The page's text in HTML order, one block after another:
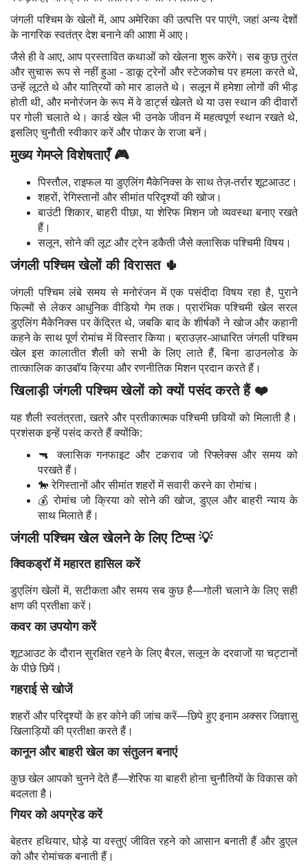
जंगली पश्चिम के खेलों में, आप अमेरिका की उत्पत्ति पर पाएंगे, जहां अन्य देशों
के नागरिक स्वतंत्र देश बनाने की आशा में आए।
जैसे ही वे आए, आप प्रस्तावित कथाओं को खेलना शुरू करेंगे। सब कुछ तुरंत
और सुचारू रूप से नहीं हुआ - डाकू ट्रेनों और स्टेजकोच पर हमला करते थे,
उन्हें लूटते थे और यात्रियों को मार डालते थे। सलून में हमेशा लोगों की भीड़
होती थी, और मनोरंजन के रूप में वे डार्ट्स खेलते थे या उस स्थान की दीवारों
पर गोली चलाते थे। कार्ड खेल भी उनके जीवन में महत्वपूर्ण स्थान रखते थे,
इसलिए चुनौती स्वीकार करें और पोकर के राजा बनें।
मुख्य गेमप्ले विशेषताएँ 🎮
पिस्तौल, राइफल या डुएलिंग मैकेनिक्स के साथ तेज़-तर्रार शूटआउट।
शहरों, रेगिस्तानों और सीमांत परिदृश्यों की खोज।
बाउंटी शिकार, बाहरी पीछा, या शेरिफ मिशन जो व्यवस्था बनाए रखते
हैं।
सलून, सोने की लूट और ट्रेन डकैती जैसे क्लासिक पश्चिमी विषय।
जंगली पश्चिम खेलों की विरासत 🌵
जंगली पश्चिम लंबे समय से मनोरंजन में एक पसंदीदा विषय रहा है, पुराने
फिल्मों से लेकर आधुनिक वीडियो गेम तक। प्रारंभिक पश्चिमी खेल सरल
डुएलिंग मैकेनिक्स पर केंद्रित थे, जबकि बाद के शीर्षकों ने खोज और कहानी
कहने के साथ पूर्ण रोमांच में विस्तार किया। ब्राउज़र-आधारित जंगली पश्चिम
खेल इस कालातीत शैली को सभी के लिए लाते हैं, बिना डाउनलोड के
तात्कालिक काउबॉय क्रिया और रणनीतिक मिशन प्रदान करते हैं।
खिलाड़ी जंगली पश्चिम खेलों को क्यों पसंद करते हैं ❤️
यह शैली स्वतंत्रता, खतरे और प्रतीकात्मक पश्चिमी छवियों को मिलाती है।
प्रशंसक इन्हें पसंद करते हैं क्योंकि:
🔫 क्लासिक गनफाइट और टकराव जो रिफ्लेक्स और समय को
परखते हैं।
🐎 रेगिस्तानों और सीमांत शहरों में सवारी करने का रोमांच।
💰 रोमांच जो क्रिया को सोने की खोज, डुएल और बाहरी न्याय के
साथ मिलाते हैं।
जंगली पश्चिम खेल खेलने के लिए टिप्स 💡
क्विकड्रॉ में महारत हासिल करें
डुएलिंग खेलों में, सटीकता और समय सब कुछ है—गोली चलाने के लिए सही
क्षण की प्रतीक्षा करें।
कवर का उपयोग करें
शूटआउट के दौरान सुरक्षित रहने के लिए बैरल, सलून के दरवाजों या चट्टानों
के पीछे छिपें।
गहराई से खोजें
शहरों और परिदृश्यों के हर कोने की जांच करें—छिपे हुए इनाम अक्सर जिज्ञासु
खिलाड़ियों की प्रतीक्षा करते हैं।
कानून और बाहरी खेल का संतुलन बनाएं
कुछ खेल आपको चुनने देते हैं—शेरिफ या बाहरी होना चुनौतियों के विकास को
बदलता है।
गियर को अपग्रेड करें
बेहतर हथियार, घोड़े या वस्तुएं जीवित रहने को आसान बनाती हैं और डुएल
को और रोमांचक बनाती हैं।